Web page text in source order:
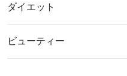
ダイエット
ビューティー